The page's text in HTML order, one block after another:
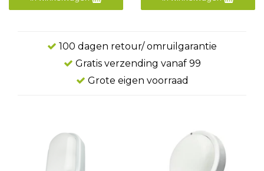
100 dagen retour/ omruilgarantie
Gratis verzending vanaf 99
Grote eigen voorraad